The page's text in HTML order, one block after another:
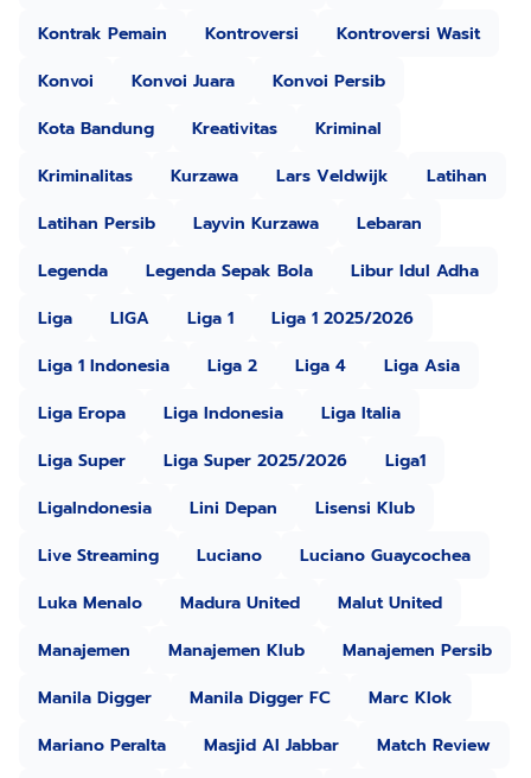
Kontrak Pemain
Kontroversi
Kontroversi Wasit
Konvoi
Konvoi Juara
Konvoi Persib
Kota Bandung
Kreativitas
Kriminal
Kriminalitas
Kurzawa Lars Veldwijk
Latihan
Latihan Persib
Layvin Kurzawa
Lebaran
Legenda
Legenda Sepak Bola
Libur Idul Adha
Liga
LIGA Liga 1
Liga 1 2025/2026
Liga 1 Indonesia
Liga 2 Liga 4
Liga Asia
Liga Eropa
Liga Indonesia
Liga Italia
Liga Super
Liga Super 2025/2026
Liga1
LigaIndonesia
Lini Depan
Lisensi Klub
Live Streaming
Luciano
Luciano Guaycochea
Luka Menalo
Madura United
Malut United
Manajemen
Manajemen Klub
Manajemen Persib
Manila Digger
Manila Digger FC
Marc Klok
Mariano Peralta
Masjid Al Jabbar
Match Review